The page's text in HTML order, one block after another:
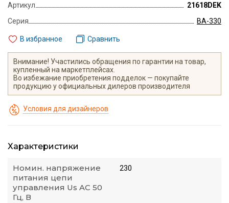
Артикул
21618DEK
Серия
ВА-330
В избранное Сравнить
Внимание! Участились обращения по гарантии на товар,
купленный на маркетплейсах.
Во избежание приобретения подделок — покупайте
продукцию у официальных дилеров производителя
Условия для дизайнеров
Характеристики
Номин. напряжение
питания цепи
управления Us AC 50
Гц, В
230